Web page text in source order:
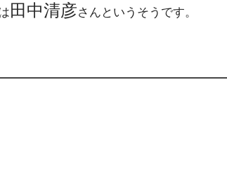
田中清彦さんというそうです。